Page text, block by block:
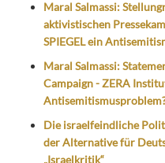
Maral Salmassi:
aktivistischen
SPIEGEL ein
Maral Salmassi:
Campaign - ZERA
Die israelfeindliche
der Alternative für
„Israelkritik“